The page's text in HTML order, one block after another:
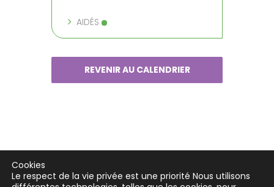
AIDÉS
REVENIR AU CALENDRIER
Cookies
Le respect de la vie privée est une priorité Nous utilisons